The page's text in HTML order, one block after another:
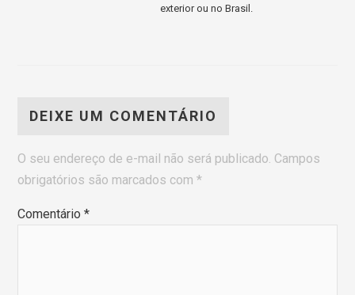
exterior ou no Brasil.
DEIXE UM COMENTÁRIO
O seu endereço de e-mail não será publicado. Campos
obrigatórios são marcados com*
Comentário*